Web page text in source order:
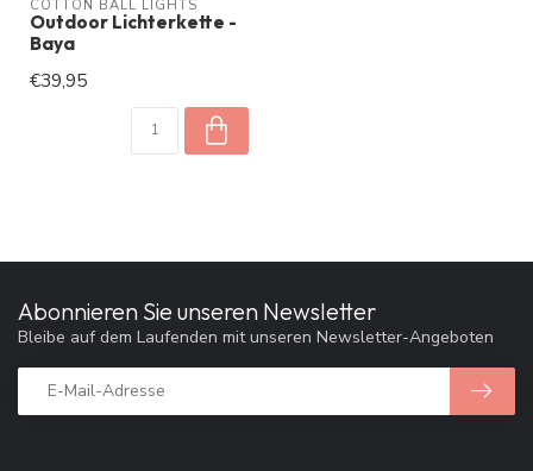
COTTON BALL LIGHTS
Outdoor Lichterkette -
Baya
€39,95
Abonnieren Sie unseren Newsletter
Bleibe auf dem Laufenden mit unseren Newsletter-Angeboten